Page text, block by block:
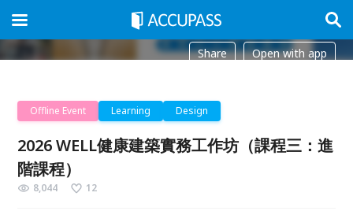
Share Open with app
Offline Event Learning Design
2026 WELL健康建築實務工作坊（課程三：進
階課程）
8,044 12